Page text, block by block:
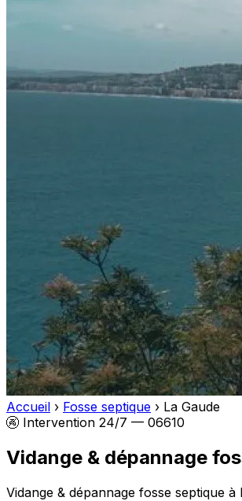
Accueil › Fosse septique › La Gaude
🚱 Intervention 24/7 — 06610
Vidange & dépannage
Vidange & dépannage fosse septique